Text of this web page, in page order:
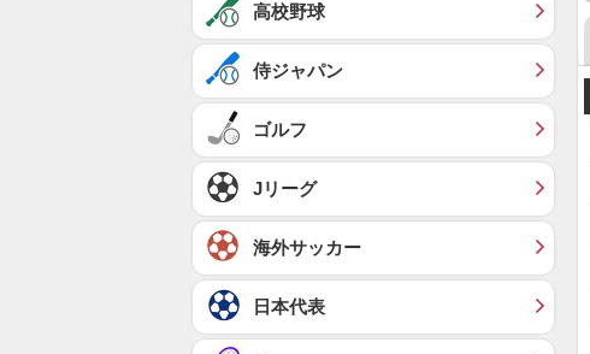
高校野球
侍ジャパン
ゴルフ
Jリーグ
海外サッカー
日本代表